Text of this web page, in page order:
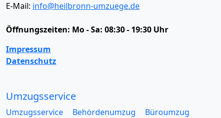
E-Mail: info@heilbronn-umzuege.de
Öffnungszeiten: Mo - Sa: 08:30 - 19:30 Uhr
Impressum
Datenschutz
Umzugsservice
Umzugsservice Behördenumzug
Büroumzug